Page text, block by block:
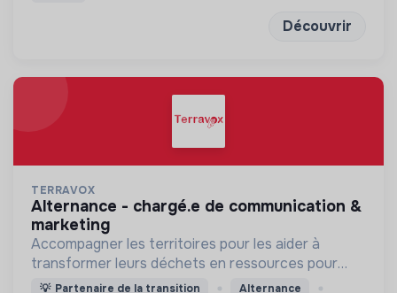
Découvrir
TERRAVOX
alternance - chargé.e de communication &
marketing
Accompagner les territoires pour les aider à
transformer leurs déchets en ressources pour
mieux vivre la ville !
💡 Partenaire de la transition Alternance